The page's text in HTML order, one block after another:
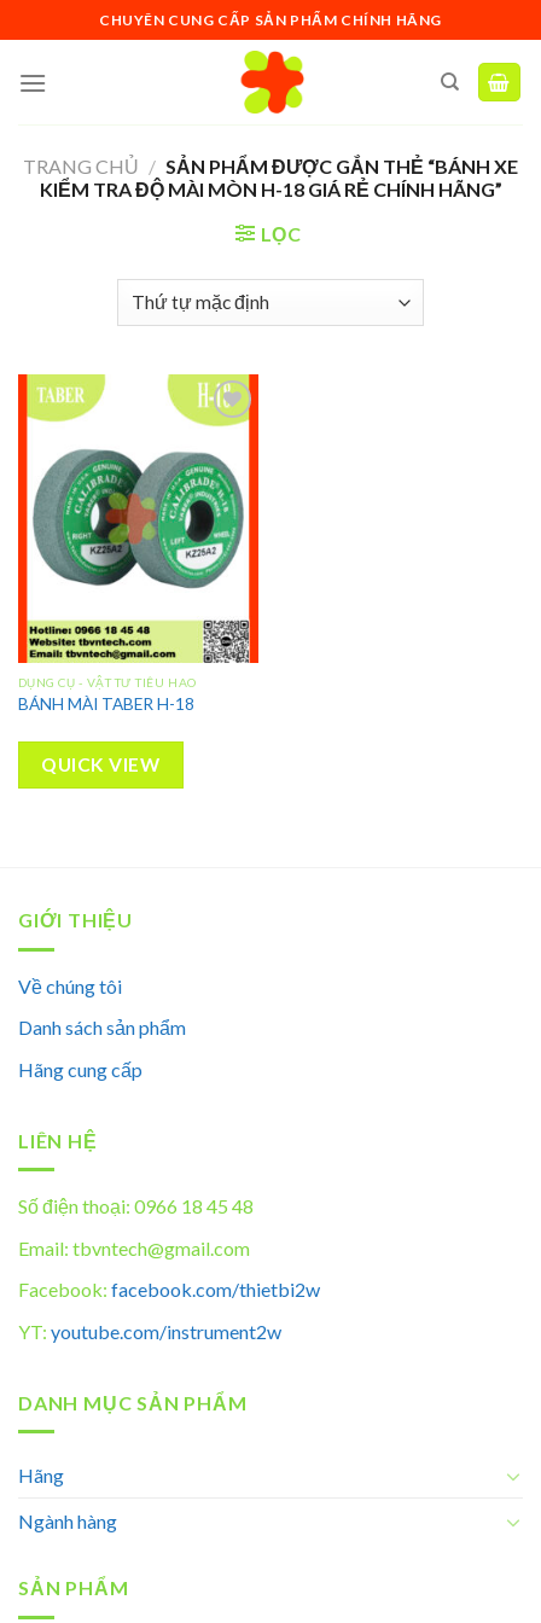
to
content
CHUYÊN CUNG CẤP SẢN PHẨM CHÍNH HÃNG
TRANG CHỦ / SẢN PHẨM ĐƯỢC GẮN THẺ “BÁNH XE
KIỂM TRA ĐỘ MÀI MÒN H-18 GIÁ RẺ CHÍNH HÃNG”
LỌC
Add to
wishlist
DỤNG CỤ - VẬT TƯ TIÊU HAO
BÁNH MÀI TABER H-18
QUICK VIEW
GIỚI THIỆU
Về chúng tôi
Danh sách sản phẩm
Hãng cung cấp
LIÊN HỆ
Số điện thoại: 0966 18 45 48
Email: tbvntech@gmail.com
Facebook: facebook.com/thietbi2w
YT: youtube.com/instrument2w
DANH MỤC SẢN PHẨM
Hãng
Ngành hàng
SẢN PHẨM